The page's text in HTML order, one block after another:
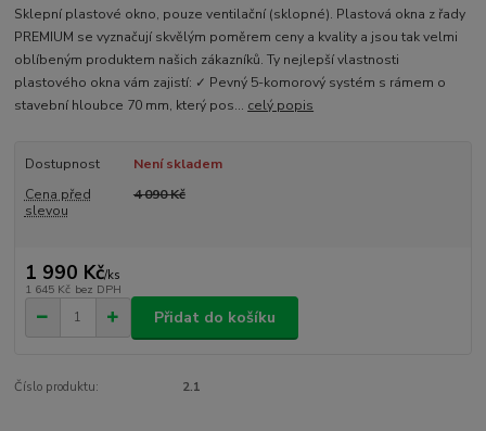
Sklepní plastové okno, pouze ventilační (sklopné). Plastová okna z řady
PREMIUM se vyznačují skvělým poměrem ceny a kvality a jsou tak velmi
oblíbeným produktem našich zákazníků. Ty nejlepší vlastnosti
plastového okna vám zajistí: ✓ Pevný 5-komorový systém s rámem o
stavební hloubce 70 mm, který pos... celý popis
Dostupnost
Není skladem
Cena před
slevou
4 090 Kč
1 990 Kč/ks
1 645 Kč bez DPH
Přidat do košíku
Číslo produktu: 2.1